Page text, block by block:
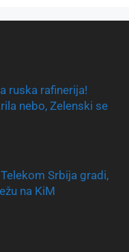
ruska rafinerija!
nebo, Zelenski se
Srbija gradi,
na KiM